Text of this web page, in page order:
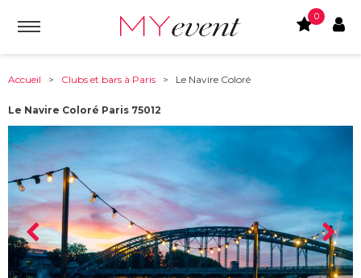
0
Accueil > Clubs et bars à Paris > Le Navire Coloré
Le Navire Coloré Paris 75012